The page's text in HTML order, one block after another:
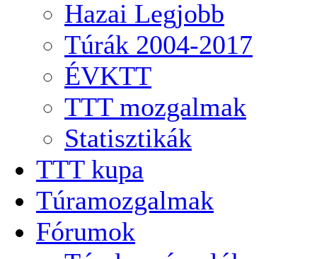
Hazai Legjobb
Túrák 2004-2017
ÉVKTT
TTT mozgalmak
Statisztikák
TTT kupa
Túramozgalmak
Fórumok